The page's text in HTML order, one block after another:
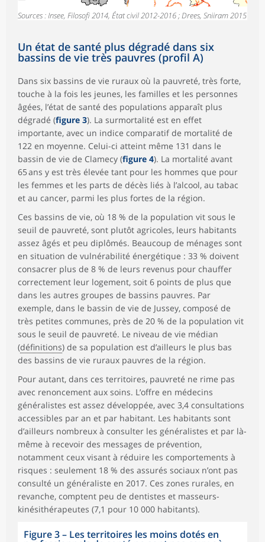
Sources : Insee, Filosofi 2014, État civil 2012-2016 ; Drees, Sniiram 2015
Un état de santé plus dégradé dans six
bassins de vie très pauvres (profil A)
Dans six bassins de vie ruraux où la pauvreté, très forte,
touche à la fois les jeunes, les familles et les personnes
âgées, l’état de santé des populations apparaît plus
dégradé (figure 3). La surmortalité est en effet
importante, avec un indice comparatif de mortalité de
122 en moyenne. Celui-ci atteint même 131 dans le
bassin de vie de Clamecy (figure 4). La mortalité avant
65 ans y est très élevée tant pour les hommes que pour
les femmes et les parts de décès liés à l’alcool, au tabac
et au cancer, parmi les plus fortes de la région.
Ces bassins de vie, où 18 % de la population vit sous le
seuil de pauvreté, sont plutôt agricoles, leurs habitants
assez âgés et peu diplômés. Beaucoup de ménages sont
en situation de vulnérabilité énergétique : 33 % doivent
consacrer plus de 8 % de leurs revenus pour chauffer
correctement leur logement, soit 6 points de plus que
dans les autres groupes de bassins pauvres. Par
exemple, dans le bassin de vie de Jussey, composé de
très petites communes, près de 20 % de la population vit
sous le seuil de pauvreté. Le niveau de vie médian
(définitions) de sa population est d’ailleurs le plus bas
des bassins de vie ruraux pauvres de la région.
Pour autant, dans ces territoires, pauvreté ne rime pas
avec renoncement aux soins. L’offre en médecins
généralistes est assez développée, avec 3,4 consultations
accessibles par an et par habitant. Les habitants sont
d’ailleurs nombreux à consulter les généralistes et par là-
même à recevoir des messages de prévention,
notamment ceux visant à réduire les comportements à
risques : seulement 18 % des assurés sociaux n’ont pas
consulté un généraliste en 2017. Ces zones rurales, en
revanche, comptent peu de dentistes et masseurs-
kinésithérapeutes (7,1 pour 10 000 habitants).
Figure 3– Les territoires les moins dotés en